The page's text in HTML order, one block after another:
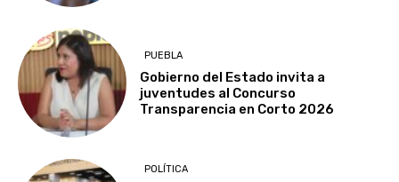
PUEBLA
Gobierno del Estado invita a
juventudes al Concurso
Transparencia en Corto 2026
POLÍTICA